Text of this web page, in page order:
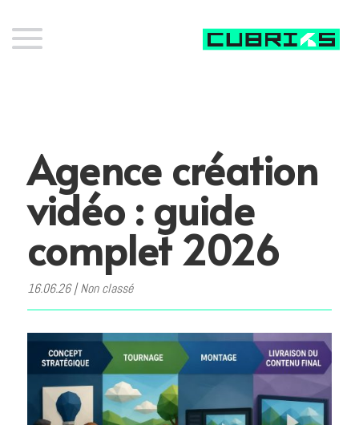
Agence création
vidéo : guide
complet 2026
16.06.26|Non classé